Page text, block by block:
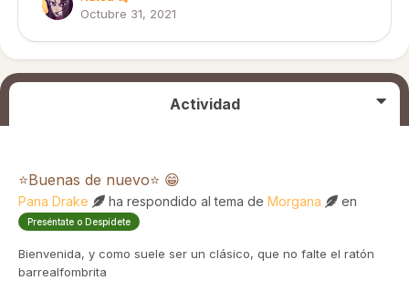
Octubre 31, 2021
Actividad
⭐Buenas de nuevo⭐ 😁
Pana Drake ha respondido al tema de Morgana en
Preséntate o Despídete
Bienvenida, y como suele ser un clásico, que no falte el ratón
barrealfombrita